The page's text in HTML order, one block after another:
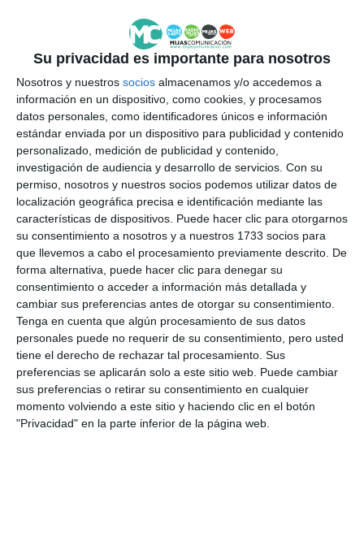
Su privacidad es importante para nosotros
Nosotros y nuestros socios almacenamos y/o accedemos a
información en un dispositivo, como cookies, y procesamos
datos personales, como identificadores únicos e información
estándar enviada por un dispositivo para publicidad y contenido
personalizado, medición de publicidad y contenido,
investigación de audiencia y desarrollo de servicios. Con su
permiso, nosotros y nuestros socios podemos utilizar datos de
localización geográfica precisa e identificación mediante las
características de dispositivos. Puede hacer clic para otorgarnos
su consentimiento a nosotros y a nuestros 1733 socios para
que llevemos a cabo el procesamiento previamente descrito. De
forma alternativa, puede hacer clic para denegar su
consentimiento o acceder a información más detallada y
cambiar sus preferencias antes de otorgar su consentimiento.
Tenga en cuenta que algún procesamiento de sus datos
personales puede no requerir de su consentimiento, pero usted
tiene el derecho de rechazar tal procesamiento. Sus
preferencias se aplicarán solo a este sitio web. Puede cambiar
sus preferencias o retirar su consentimiento en cualquier
momento volviendo a este sitio y haciendo clic en el botón
"Privacidad" en la parte inferior de la página web.
La concentración motera contará con la
colaboración de Policía Local de Mijas y Protección
Civil, que acompañarán a los participantes durante
todo el recorrido y velará por la seguridad de cada
uno de ellos.
Por último, recordar que la cita está abierta a
cualquier aficionado a las motos que quiera sumarse
a esta iniciativa solidaria, independientemente de la
cilindrada. Desde la organización recomiendan que
los moteros acudan sobre las 10:15 horas al recinto
ferial de Las Lagunas, ya que Protección Civil Mijas
dará a conocer el itinerario y ofrecerá las
indicaciones oportunas para que el evento se
desarrolle sin incidentes.
¡No te pierdas estas emocionantes papanoeladas
en Mijas, donde Papá Noel y sus moteros traen